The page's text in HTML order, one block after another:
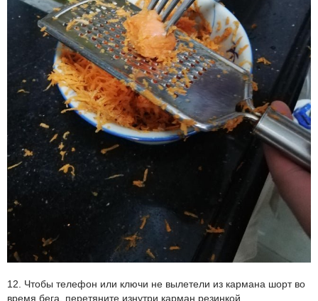
12. Чтобы телефон или ключи не вылетели из кармана шорт во
время бега, перетяните изнутри карман резинкой